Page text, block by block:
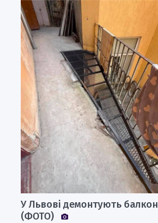
У Львові демонтують балкон
(ФОТО)